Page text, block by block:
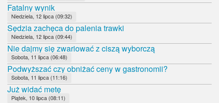
Fatalny wynik
Niedziela, 12 lipca (09:32)
Sędzia zachęca do palenia trawki
Niedziela, 12 lipca (09:44)
Nie dajmy się zwariować z ciszą wyborczą
Sobota, 11 lipca (06:48)
Podwyższać czy obniżać ceny w gastronomii?
Sobota, 11 lipca (11:16)
Już widać metę
Piątek, 10 lipca (08:11)